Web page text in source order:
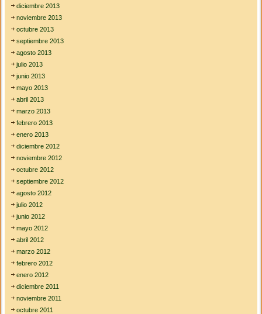
diciembre 2013
noviembre 2013
octubre 2013
septiembre 2013
agosto 2013
julio 2013
junio 2013
mayo 2013
abril 2013
marzo 2013
febrero 2013
enero 2013
diciembre 2012
noviembre 2012
octubre 2012
septiembre 2012
agosto 2012
julio 2012
junio 2012
mayo 2012
abril 2012
marzo 2012
febrero 2012
enero 2012
diciembre 2011
noviembre 2011
octubre 2011